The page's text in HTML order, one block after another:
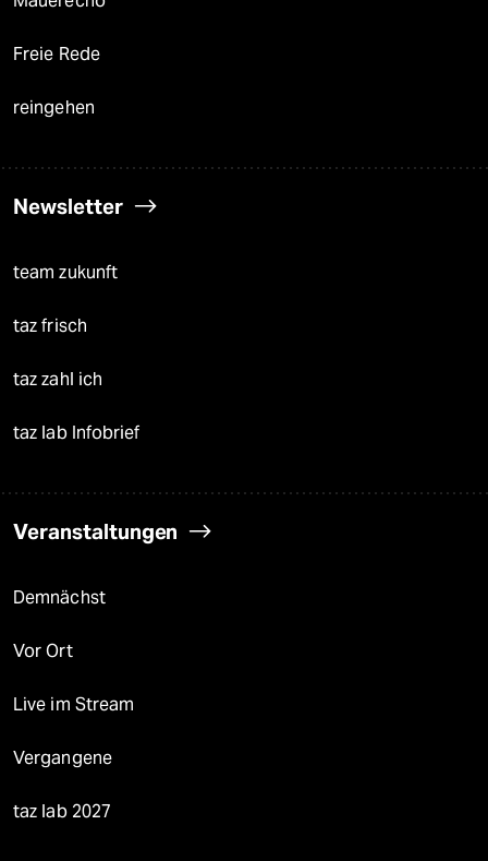
Freie Rede
reingehen
Newsletter
team zukunft
taz frisch
taz zahl ich
taz lab Infobrief
Veranstaltungen
Demnächst
Vor Ort
Live im Stream
Vergangene
taz lab 2027